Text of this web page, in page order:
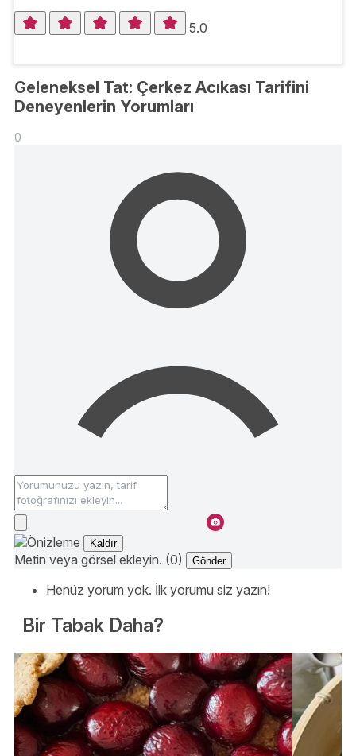
5.0
Geleneksel Tat: Çerkez Acıkası Tarifini
Deneyenlerin Yorumları
0
Kaldır
Metin veya görsel ekleyin. (0) Gönder
Henüz yorum yok. İlk yorumu siz yazın!
Bir Tabak Daha?